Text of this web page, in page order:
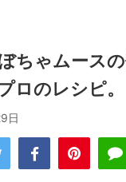
ちゃムース
ロのレシピ。
日